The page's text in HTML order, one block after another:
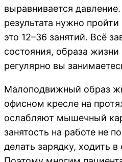
выравнивается
результата нужно пройти
это 12–36 занятий. Всё
состояния, образа жизни
регулярно вы
Малоподвижный образ
офисном кресле на
ослабляют мышечный
занятость на работе не
делать зарядку, ходить